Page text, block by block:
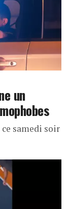
un
samedi soir